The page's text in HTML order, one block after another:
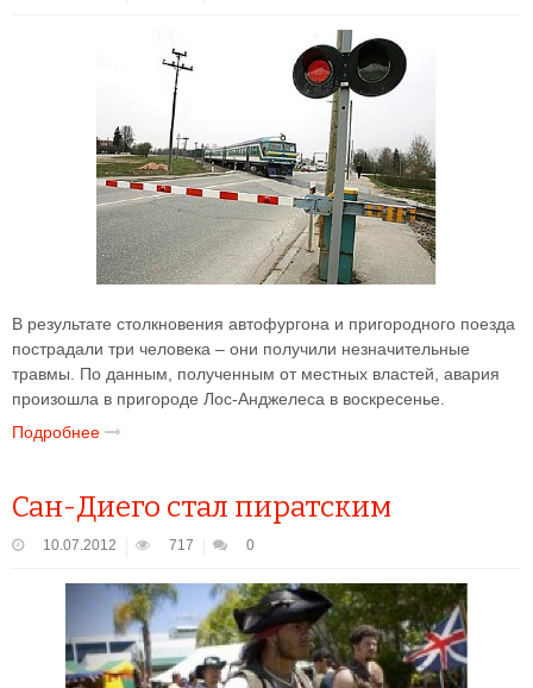
В результате столкновения автофургона и пригородного поезда
пострадали три человека – они получили незначительные
травмы. По данным, полученным от местных властей, авария
произошла в пригороде Лос-Анджелеса в воскресенье.
Подробнее
Сан-Диего стал пиратским
10.07.2012 717 0